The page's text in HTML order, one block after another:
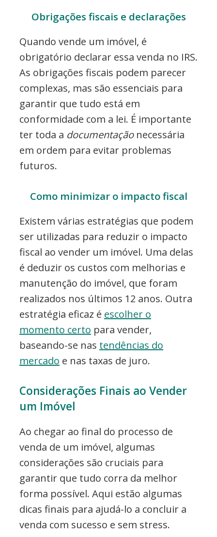
Obrigações fiscais e declarações
Quando vende um imóvel, é
obrigatório declarar essa venda no IRS.
As obrigações fiscais podem parecer
complexas, mas são essenciais para
garantir que tudo está em
conformidade com a lei. É importante
ter toda a documentaçãonecessária
em ordem para evitar problemas
futuros.
Como minimizar o impacto fiscal
Existem várias estratégias que podem
ser utilizadas para reduzir o impacto
fiscal ao vender um imóvel. Uma delas
é deduzir os custos com melhorias e
manutenção do imóvel, que foram
realizados nos últimos 12 anos. Outra
estratégia eficaz é escolher o
momento certo para vender,
baseando-se nas tendências do
mercado e nas taxas de juro.
Considerações Finais ao Vender
um Imóvel
Ao chegar ao final do processo de
venda de um imóvel, algumas
considerações são cruciais para
garantir que tudo corra da melhor
forma possível. Aqui estão algumas
dicas finais para ajudá-lo a concluir a
venda com sucesso e sem stress.